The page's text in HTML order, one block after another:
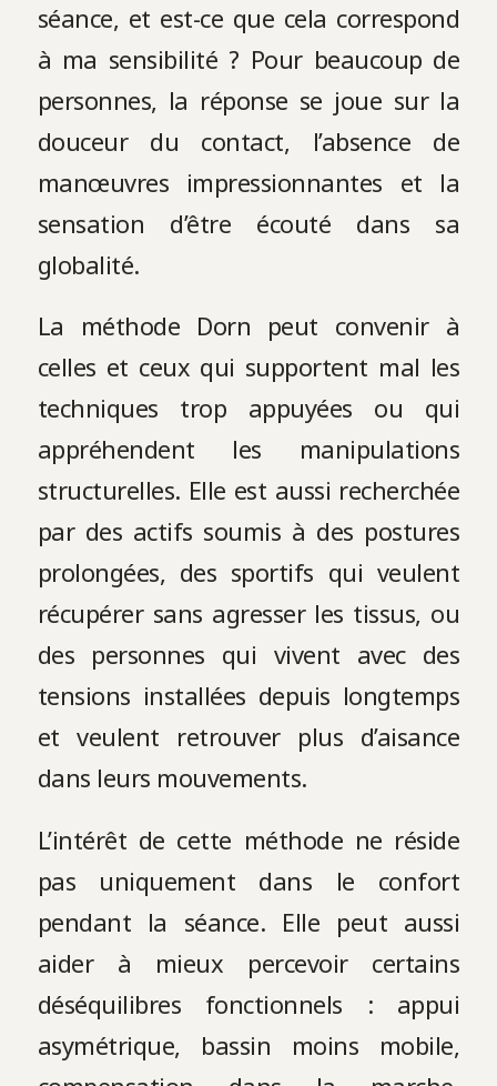
séance, et est-ce que cela correspond
à ma sensibilité ? Pour beaucoup de
personnes, la réponse se joue sur la
douceur du contact, l’absence de
manœuvres impressionnantes et la
sensation d’être écouté dans sa
globalité.
La méthode Dorn peut convenir à
celles et ceux qui supportent mal les
techniques trop appuyées ou qui
appréhendent les manipulations
structurelles. Elle est aussi recherchée
par des actifs soumis à des postures
prolongées, des sportifs qui veulent
récupérer sans agresser les tissus, ou
des personnes qui vivent avec des
tensions installées depuis longtemps
et veulent retrouver plus d’aisance
dans leurs mouvements.
L’intérêt de cette méthode ne réside
pas uniquement dans le confort
pendant la séance. Elle peut aussi
aider à mieux percevoir certains
déséquilibres fonctionnels : appui
asymétrique, bassin moins mobile,